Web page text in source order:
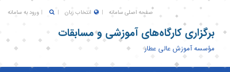
صفحه اصلی سامانه انتخاب زبان ورود به سامانه
برگزاری کارگاه‌های آموزشی و مسابقات
مؤسسه آموزش عالی عطار